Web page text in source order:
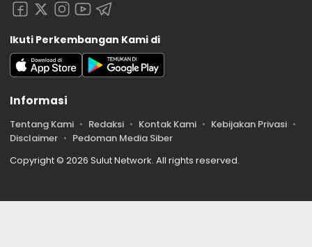
Ikuti Perkembangan Kami di
Informasi
Tentang Kami Redaksi Kontak Kami
Kebijakan Privasi
Disclaimer
Pedoman Media Siber
Copyright © 2026 Sulut Network. All rights reserved.